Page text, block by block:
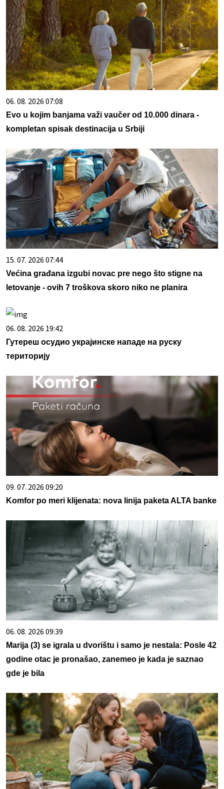
06. 08. 2026 07:08
Evo u kojim banjama važi vaučer od 10.000 dinara -
kompletan spisak destinacija u Srbiji
15. 07. 2026 07:44
Većina građana izgubi novac pre nego što stigne na
letovanje - ovih 7 troškova skoro niko ne planira
06. 08. 2026 19:42
Гутереш осудио украјинске нападе на руску
територију
09. 07. 2026 09:20
Komfor po meri klijenata: nova linija paketa ALTA banke
06. 08. 2026 09:39
Marija (3) se igrala u dvorištu i samo je nestala: Posle 42
godine otac je pronašao, zanemeo je kada je saznao
gde je bila